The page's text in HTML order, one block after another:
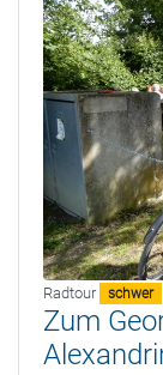
Radtour schwer
Zum